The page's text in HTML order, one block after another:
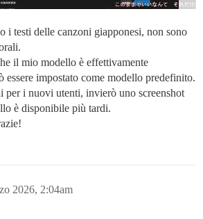
i testi delle canzoni giapponesi, non sono
il mio modello è effettivamente
essere impostato come modello predefinito.
per i nuovi utenti, invierò uno screenshot
è disponibile più tardi.
2026, 2:04am